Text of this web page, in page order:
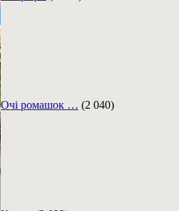
Очі ромашок … (2 040)